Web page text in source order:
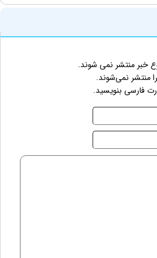
خبر منتشر نمی شوند.
منتشر نمی‌شوند.
فارسی بنویسید.